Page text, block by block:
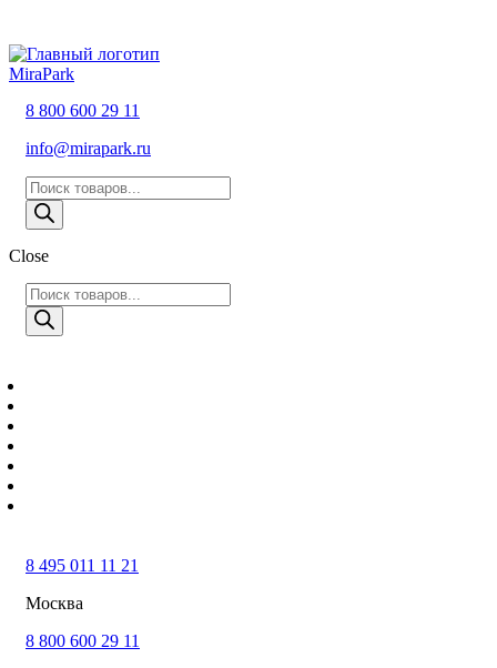
MiraPark
8 800 600 29 11
info@mirapark.ru
Поиск
товаров
Close
Поиск
товаров
8 495 011 11 21
Москва
8 800 600 29 11